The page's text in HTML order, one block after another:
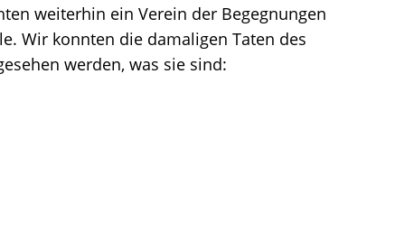
weiterhin ein Verein der Begegnungen
Wir konnten die damaligen Taten des
werden, was sie sind: